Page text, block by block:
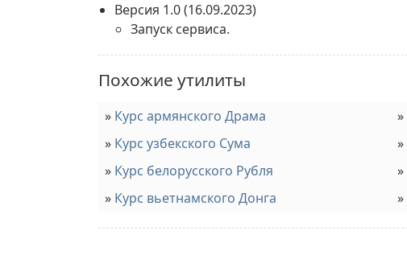
Версия 1.0(16.09.2023)
Запуск сервиса.
Похожие утилиты
Курс армянского Драма
Курс узбекского Сума
Курс белорусского Рубля
Курс вьетнамского Донга